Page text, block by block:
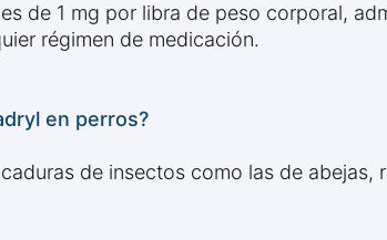
de 1 mg por libra de peso corporal,
régimen de medicación.
en perros?
de insectos como las de